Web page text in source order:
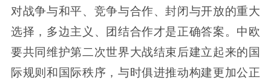
对战争与和平、竞争与合作、封闭与开放的重大
选择，多边主义、团结合作才是正确答案。中欧
要共同维护第二次世界大战结束后建立起来的国
际规则和国际秩序，与时俱进推动构建更加公正